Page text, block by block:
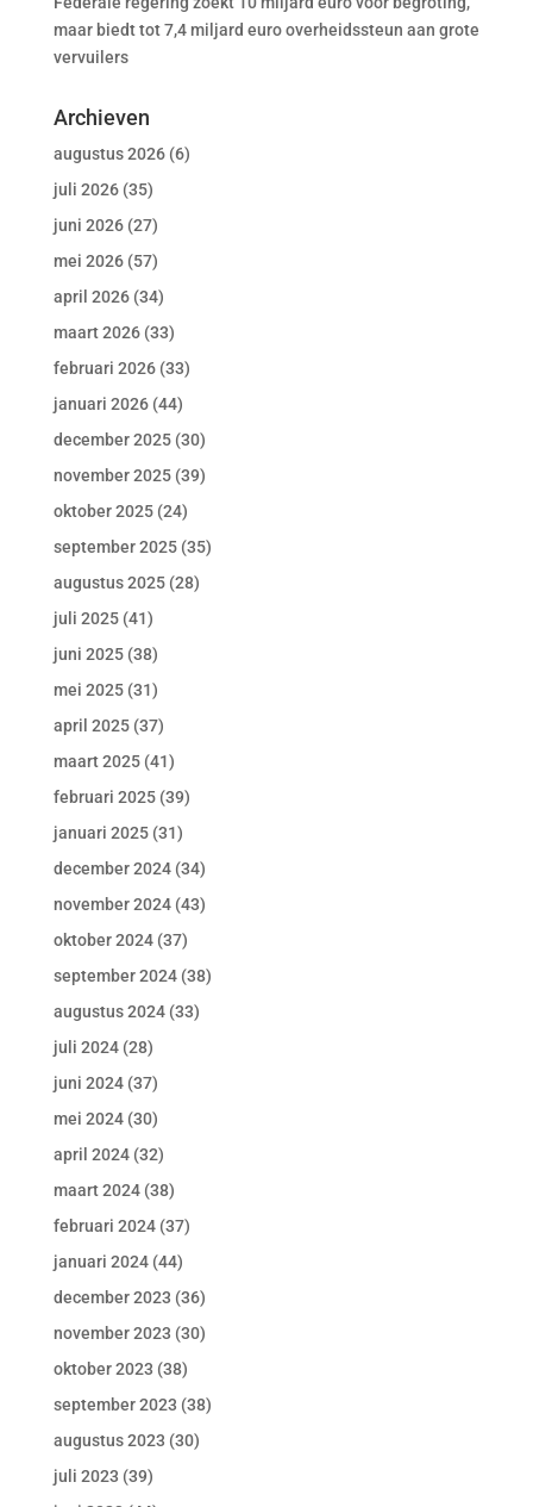
maar biedt tot 7,4 miljard euro overheidssteun aan grote
vervuilers
Archieven
augustus 2026(6)
juli 2026(35)
juni 2026(27)
mei 2026(57)
april 2026(34)
maart 2026(33)
februari 2026(33)
januari 2026(44)
december 2025(30)
november 2025(39)
oktober 2025(24)
september 2025(35)
augustus 2025(28)
juli 2025(41)
juni 2025(38)
mei 2025(31)
april 2025(37)
maart 2025(41)
februari 2025(39)
januari 2025(31)
december 2024(34)
november 2024(43)
oktober 2024(37)
september 2024(38)
augustus 2024(33)
juli 2024(28)
juni 2024(37)
mei 2024(30)
april 2024(32)
maart 2024(38)
februari 2024(37)
januari 2024(44)
december 2023 (36)
november 2023 (30)
oktober 2023 (38)
september 2023 (38)
augustus 2023 (30)
juli 2023 (39)